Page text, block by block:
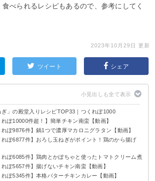
べられるレシピもあるので、参考にしてく
2023年10月29日 更新
ツイート シェア
ぎ」の殿堂入りレシピTOP33｜つくれぽ1000
れぽ10000件超！】簡単チキン南蛮【動画】
れぽ9876件】鍋1つで濃厚マカロニグラタン【動画】
れぽ6877件】おろし玉ねぎがポイント！鶏のから揚げ
れぽ6085件】鶏肉とかぼちゃと使ったトマトクリーム煮
れぽ5657件】揚げないチキン南蛮【動画】
れぽ5345件】本格バターチキンカレー【動画】